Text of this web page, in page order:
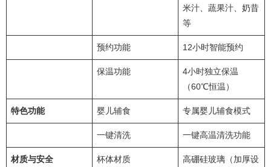
米汁、蔬果汁、奶昔
等
预约功能 12小时智能预约
保温功能
4小时独立保温
（60℃恒温）
特色功能 婴儿辅食 专属婴儿辅食模式
一键清洗 一键高温清洗功能
材质与安全 杯体材质
高硼硅玻璃（加厚设